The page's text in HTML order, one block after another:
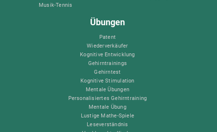
Musik-Tennis
Übungen
Patent
Wiederverkäufer
Kognitive Entwicklung
Gehirntrainings
Gehirntest
Kognitive Stimulation
Mentale Übungen
Personalisiertes Gehirntraining
Mentale Übung
Lustige Mathe-Spiele
Leseverständnis